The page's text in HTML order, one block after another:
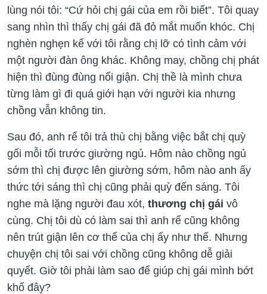
lùng nói tôi: “Cứ hỏi chị gái của em rồi biết”. Tôi quay
sang nhìn thì thấy chị gái đã đỏ mắt muốn khóc. Chị
nghèn nghẹn kể với tôi rằng chị lỡ có tình cảm với
một người đàn ông khác. Không may, chồng chị phát
hiện thì đùng đùng nổi giận. Chị thề là mình chưa
từng làm gì đi quá giới hạn với người kia nhưng
chồng vẫn không tin.
Sau đó, anh rể tôi trả thù chị bằng việc bắt chị quỳ
gối mỗi tối trước giường ngủ. Hôm nào chồng ngủ
sớm thì chị được lên giường sớm, hôm nào anh ấy
thức tới sáng thì chị cũng phải quỳ đến sáng. Tôi
nghe mà lặng người đau xót, thương chị gái vô
cùng. Chị tôi dù có làm sai thì anh rể cũng không
nên trút giận lên cơ thể của chị ấy như thế. Nhưng
chuyện chị tôi sai với chồng cũng không dễ giải
quyết. Giờ tôi phải làm sao để giúp chị gái mình bớt
khổ đây?